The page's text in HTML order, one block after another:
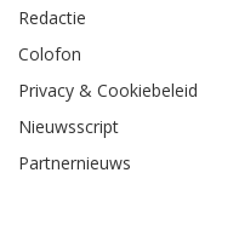
Redactie
Colofon
Privacy & Cookiebeleid
Nieuwsscript
Partnernieuws